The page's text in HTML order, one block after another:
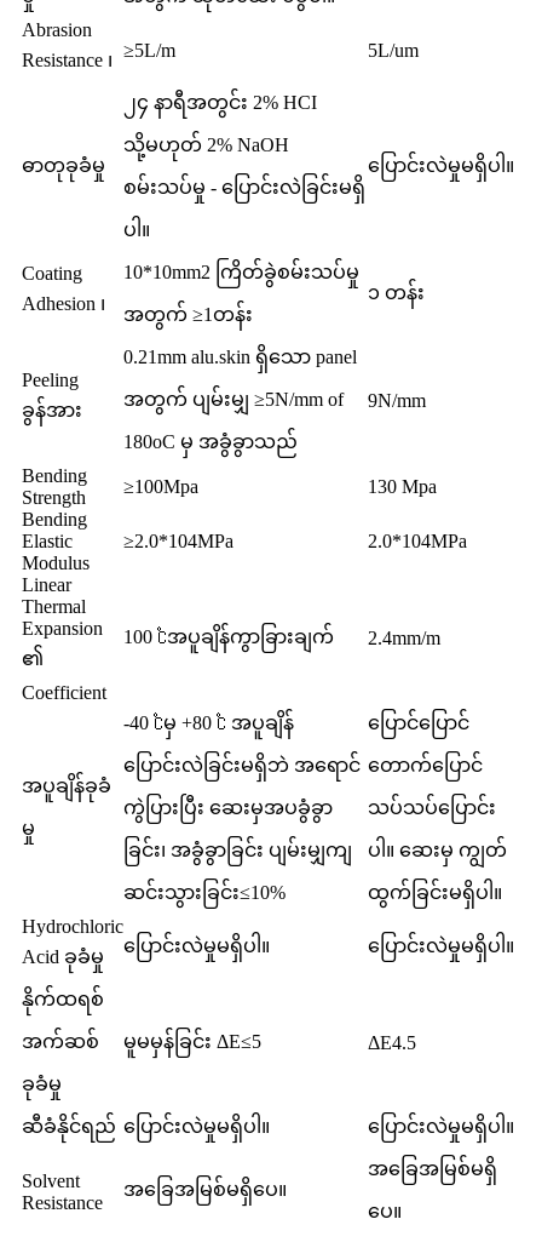
Abrasion
Resistance ၊ ≥5L/m 5L/um
ဓာတုခုခံမှု
၂၄ နာရီအတွင်း 2% HCI
သို့မဟုတ် 2% NaOH
စမ်းသပ်မှု - ပြောင်းလဲခြင်းမရှိ
ပါ။
ပြောင်းလဲမှုမရှိပါ။
Coating
Adhesion ၊
10*10mm2 ကြိတ်ခွဲစမ်းသပ်မှု
အတွက် ≥1တန်း
၁ တန်း
Peeling
ခွန်အား
0.21mm alu.skin ရှိသော panel
အတွက် ပျမ်းမျှ ≥5N/mm of
180oC မှ အခွံခွာသည်
9N/mm
Bending
Strength
≥100Mpa
130 Mpa
Bending
Elastic
Modulus
≥2.0*104MPa 2.0*104MPa
Linear
Thermal
Expansion
၏
Coefficient
100 ℃အပူချိန်ကွာခြားချက် 2.4mm/m
အပူချိန်ခုခံ
မှု
-40 ℃မှ +80 ℃ အပူချိန်
ပြောင်းလဲခြင်းမရှိဘဲ အရောင်
ကွဲပြားပြီး ဆေးမှအပခွံခွာ
ခြင်း၊ အခွံခွာခြင်း ပျမ်းမျှကျ
ဆင်းသွားခြင်း≤10%
ပြောင်ပြောင်
တောက်ပြောင်
သပ်သပ်ပြောင်း
ပါ။ ဆေးမှ ကျွတ်
ထွက်ခြင်းမရှိပါ။
Hydrochloric
Acid ခုခံမှု
ပြောင်းလဲမှုမရှိပါ။ ပြောင်းလဲမှုမရှိပါ။
နိုက်ထရစ်
အက်ဆစ်
ခုခံမှု
မူမမှန်ခြင်း ΔE≤5 ΔE4.5
ဆီခံနိုင်ရည် ပြောင်းလဲမှုမရှိပါ။ ပြောင်းလဲမှုမရှိပါ။
Solvent
Resistance
အခြေအမြစ်မရှိပေ။
အခြေအမြစ်မရှိ
ပေ။